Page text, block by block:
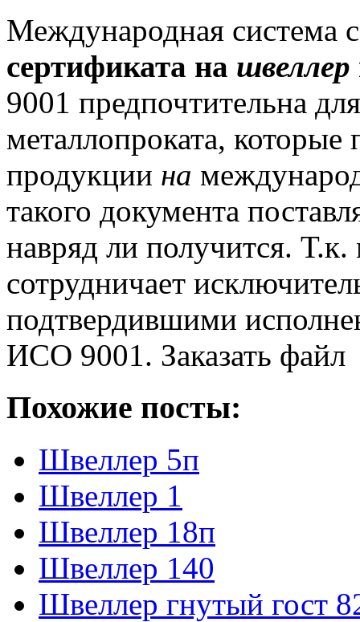
Международная система
сертификата на швеллер
9001 предпочтительна
металлопроката,
продукции на
такого документа
навряд ли получится. Т.к.
сотрудничает
подтвердившими
ИСО 9001. Заказать файл
Похожие посты:
Швеллер 5п
Швеллер 1
Швеллер 18п
Швеллер 140
Швеллер гнутый гост